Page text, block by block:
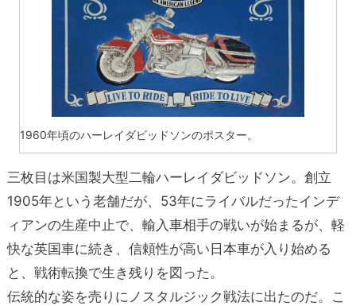
1960年頃のハーレイダビッドソンのポスター。
三枚目は米国製大型二輪ハーレイダビッドソン。創立
1905年という老舗だが、53年にライバルだったインデ
ィアンの生産中止で、輸入車相手の戦いが始まるが、軽
快な英国車に続き、信頼性が高い日本車が入り始める
と、戦術転換で生き残りを図った。
伝統的な姿を売りにノスタルジック戦法に出たのだ。こ